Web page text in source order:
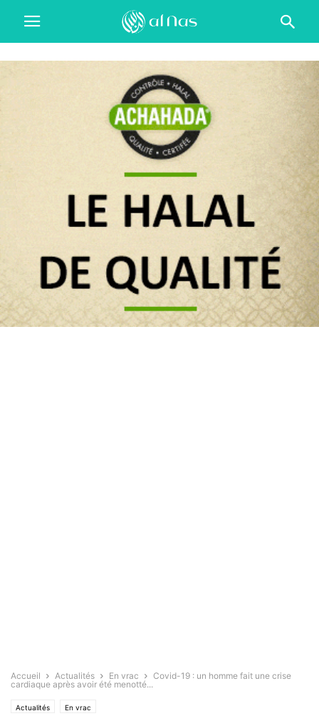
Accueil Actualités En vrac
Covid-19 : un homme fait une crise
cardiaque après avoir été menotté...
Actualités En vrac